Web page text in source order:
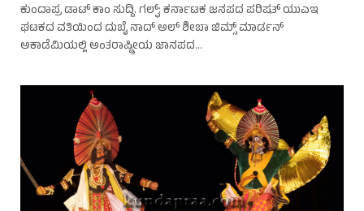
ಕುಂದಾಪ್ರ ಡಾಟ್‌ ಕಾಂ ಸುದ್ದಿ. ಗಲ್ಫ್: ಕರ್ನಾಟಕ ಜನಪದ ಪರಿಷತ್ ಯುಎಇ
ಘಟಕದ ವತಿಯಿಂದ ದುಬೈ ನಾದ್ ಅಲ್ ಶೀಬಾ ಜಿಮ್ಸ್ ಮಾರ್ಡನ್
ಅಕಾಡೆಮಿಯಲ್ಲಿ ಅಂತರಾಷ್ಟ್ರೀಯ ಜಾನಪದ…